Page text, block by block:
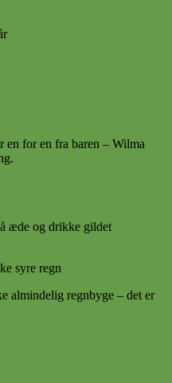
en for en fra baren – Wilma
æde og drikke gildet
syre regn
almindelig regnbyge – det er